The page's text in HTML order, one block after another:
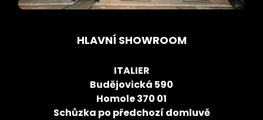
HLAVNÍ SHOWROOM
ITALIER
Budějovická 590
Homole 370 01
Schůzka po předchozí domluvě